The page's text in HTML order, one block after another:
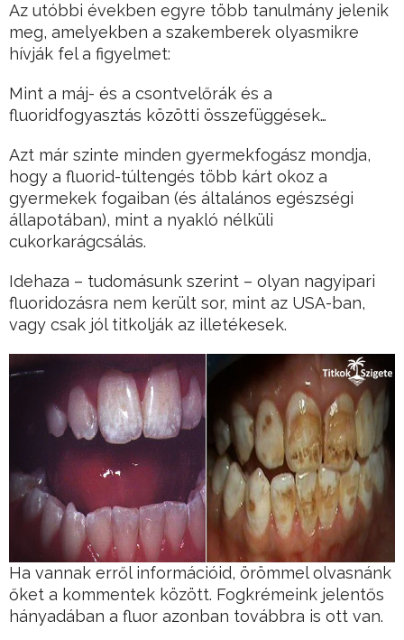
Az utóbbi években egyre több tanulmány jelenik
meg, amelyekben a szakemberek olyasmikre
hívják fel a figyelmet:
Mint a máj- és a csontvelőrák és a
fluoridfogyasztás közötti összefüggések…
Azt már szinte minden gyermekfogász mondja,
hogy a fluorid-túltengés több kárt okoz a
gyermekek fogaiban (és általános egészségi
állapotában), mint a nyakló nélküli
cukorkarágcsálás.
Idehaza – tudomásunk szerint – olyan nagyipari
fluoridozásra nem került sor, mint az USA-ban,
vagy csak jól titkolják az illetékesek.
Ha vannak erről információid, örömmel olvasnánk
őket a kommentek között. Fogkrémeink jelentős
hányadában a fluor azonban továbbra is ott van.